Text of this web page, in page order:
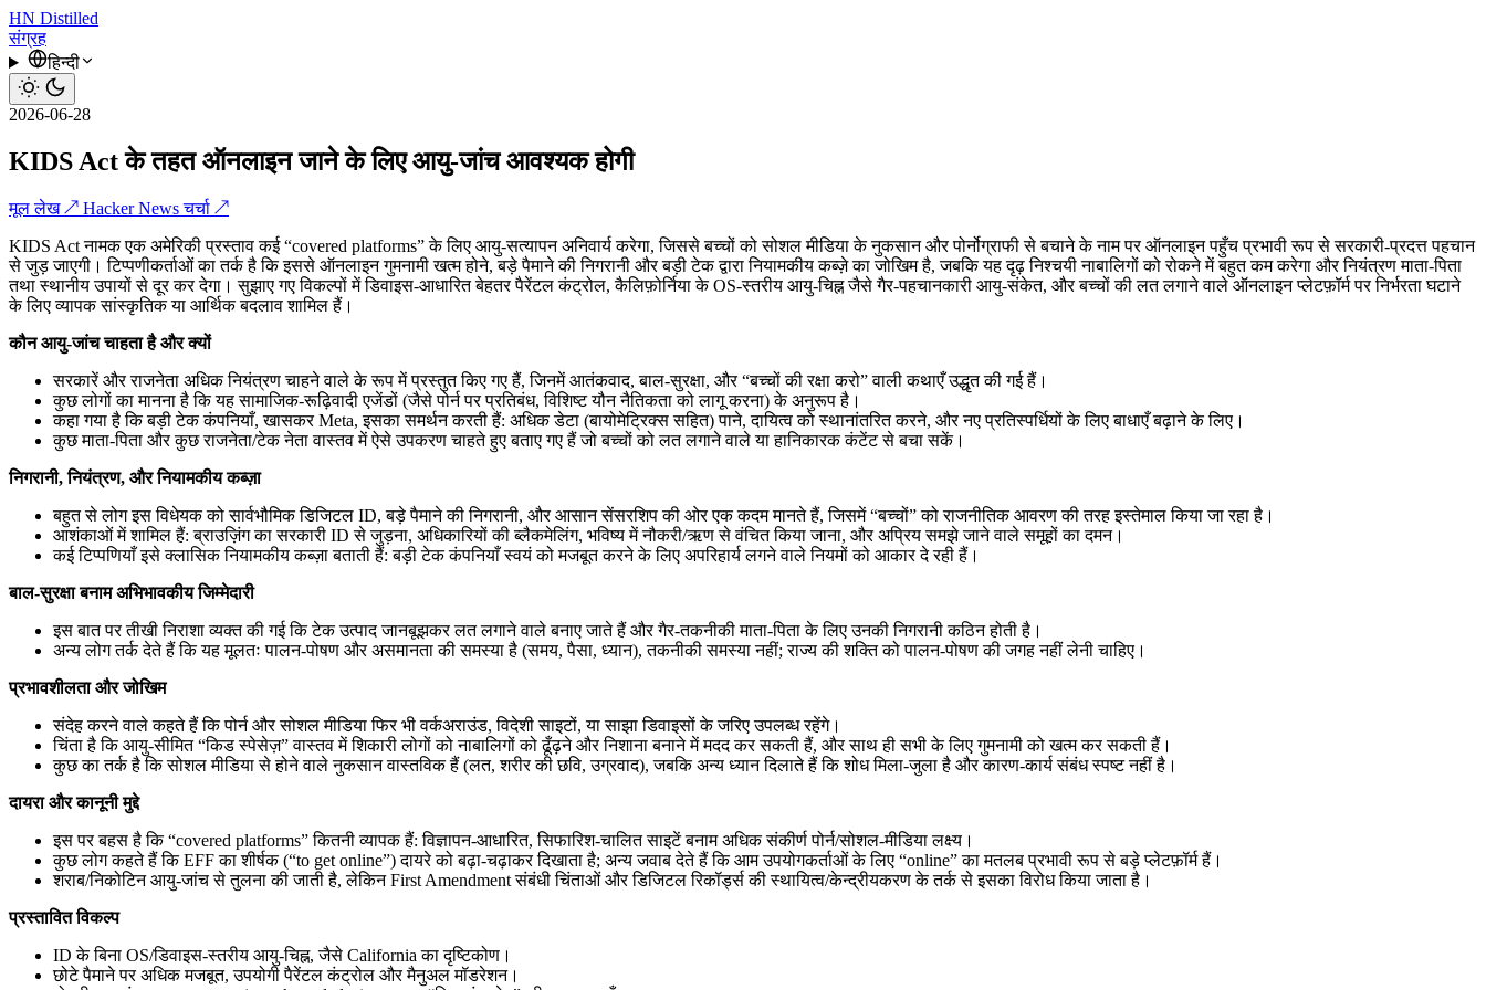
HN Distilled
संग्रह
हिन्दी
2026-06-28
KIDS Act के तहत ऑनलाइन जाने के लिए आयु-जांच आवश्यक होगी
मूल लेख ↗ Hacker News चर्चा ↗
KIDS Act नामक एक अमेरिकी प्रस्ताव कई “covered platforms” के लिए आयु-सत्यापन अनिवार्य करेगा, जिससे बच्चों को सोशल मीडिया के नुकसान और पोर्नोग्राफी से बचाने के नाम पर ऑनलाइन पहुँच प्रभावी रूप से सरकारी-प्रदत्त पहचान
से जुड़ जाएगी। टिप्पणीकर्ताओं का तर्क है कि इससे ऑनलाइन गुमनामी खत्म होने, बड़े पैमाने की निगरानी और बड़ी टेक द्वारा नियामकीय कब्ज़े का जोखिम है, जबकि यह दृढ़ निश्चयी नाबालिगों को रोकने में बहुत कम करेगा और नियंत्रण माता-पिता
तथा स्थानीय उपायों से दूर कर देगा। सुझाए गए विकल्पों में डिवाइस-आधारित बेहतर पैरेंटल कंट्रोल, कैलिफ़ोर्निया के OS-स्तरीय आयु-चिह्न जैसे गैर-पहचानकारी आयु-संकेत, और बच्चों की लत लगाने वाले ऑनलाइन प्लेटफ़ॉर्म पर निर्भरता घटाने
के लिए व्यापक सांस्कृतिक या आर्थिक बदलाव शामिल हैं।
कौन आयु-जांच चाहता है और क्यों
सरकारें और राजनेता अधिक नियंत्रण चाहने वाले के रूप में प्रस्तुत किए गए हैं, जिनमें आतंकवाद, बाल-सुरक्षा, और “बच्चों की रक्षा करो” वाली कथाएँ उद्धृत की गई हैं।
कुछ लोगों का मानना है कि यह सामाजिक-रूढ़िवादी एजेंडों (जैसे पोर्न पर प्रतिबंध, विशिष्ट यौन नैतिकता को लागू करना) के अनुरूप है।
कहा गया है कि बड़ी टेक कंपनियाँ, खासकर Meta, इसका समर्थन करती हैं: अधिक डेटा (बायोमेट्रिक्स सहित) पाने, दायित्व को स्थानांतरित करने, और नए प्रतिस्पर्धियों के लिए बाधाएँ बढ़ाने के लिए।
कुछ माता-पिता और कुछ राजनेता/टेक नेता वास्तव में ऐसे उपकरण चाहते हुए बताए गए हैं जो बच्चों को लत लगाने वाले या हानिकारक कंटेंट से बचा सकें।
निगरानी, नियंत्रण, और नियामकीय कब्ज़ा
बहुत से लोग इस विधेयक को सार्वभौमिक डिजिटल ID, बड़े पैमाने की निगरानी, और आसान सेंसरशिप की ओर एक कदम मानते हैं, जिसमें “बच्चों” को राजनीतिक आवरण की तरह इस्तेमाल किया जा रहा है।
आशंकाओं में शामिल हैं: ब्राउज़िंग का सरकारी ID से जुड़ना, अधिकारियों की ब्लैकमेलिंग, भविष्य में नौकरी/ऋण से वंचित किया जाना, और अप्रिय समझे जाने वाले समूहों का दमन।
कई टिप्पणियाँ इसे क्लासिक नियामकीय कब्ज़ा बताती हैं: बड़ी टेक कंपनियाँ स्वयं को मजबूत करने के लिए अपरिहार्य लगने वाले नियमों को आकार दे रही हैं।
बाल-सुरक्षा बनाम अभिभावकीय जिम्मेदारी
इस बात पर तीखी निराशा व्यक्त की गई कि टेक उत्पाद जानबूझकर लत लगाने वाले बनाए जाते हैं और गैर-तकनीकी माता-पिता के लिए उनकी निगरानी कठिन होती है।
अन्य लोग तर्क देते हैं कि यह मूलतः पालन-पोषण और असमानता की समस्या है (समय, पैसा, ध्यान), तकनीकी समस्या नहीं; राज्य की शक्ति को पालन-पोषण की जगह नहीं लेनी चाहिए।
प्रभावशीलता और जोखिम
संदेह करने वाले कहते हैं कि पोर्न और सोशल मीडिया फिर भी वर्कअराउंड, विदेशी साइटों, या साझा डिवाइसों के जरिए उपलब्ध रहेंगे।
चिंता है कि आयु-सीमित “किड स्पेसेज़” वास्तव में शिकारी लोगों को नाबालिगों को ढूँढ़ने और निशाना बनाने में मदद कर सकती हैं, और साथ ही सभी के लिए गुमनामी को खत्म कर सकती हैं।
कुछ का तर्क है कि सोशल मीडिया से होने वाले नुकसान वास्तविक हैं (लत, शरीर की छवि, उग्रवाद), जबकि अन्य ध्यान दिलाते हैं कि शोध मिला-जुला है और कारण-कार्य संबंध स्पष्ट नहीं है।
दायरा और कानूनी मुद्दे
इस पर बहस है कि “covered platforms” कितनी व्यापक हैं: विज्ञापन-आधारित, सिफारिश-चालित साइटें बनाम अधिक संकीर्ण पोर्न/सोशल-मीडिया लक्ष्य।
कुछ लोग कहते हैं कि EFF का शीर्षक (“to get online”) दायरे को बढ़ा-चढ़ाकर दिखाता है; अन्य जवाब देते हैं कि आम उपयोगकर्ताओं के लिए “online” का मतलब प्रभावी रूप से बड़े प्लेटफ़ॉर्म हैं।
शराब/निकोटिन आयु-जांच से तुलना की जाती है, लेकिन First Amendment संबंधी चिंताओं और डिजिटल रिकॉर्ड्स की स्थायित्व/केन्द्रीयकरण के तर्क से इसका विरोध किया जाता है।
प्रस्तावित विकल्प
ID के बिना OS/डिवाइस-स्तरीय आयु-चिह्न, जैसे California का दृष्टिकोण।
छोटे पैमाने पर अधिक मजबूत, उपयोगी पैरेंटल कंट्रोल और मैनुअल मॉडरेशन।